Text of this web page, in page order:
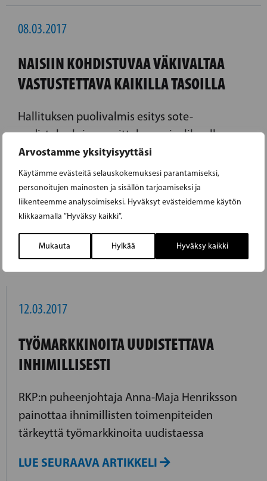
Arvostamme yksityisyyttäsi
Käytämme evästeitä selauskokemuksesi parantamiseksi,
personoitujen mainosten ja sisällön tarjoamiseksi ja
liikenteemme analysoimiseksi. Hyväksyt evästeidemme käytön
klikkaamalla ”Hyväksy kaikki”.
Mukauta Hylkää Hyväksy kaikki
08.03.2017
NAISIIN KOHDISTUVAA VÄKIVALTAA
VASTUSTETTAVA KAIKILLA TASOILLA
Hallituksen puolivalmis esitys sote-
uudistukseksi suunnittelee sosiaalihuollon
siirtoa kunnista maakuntiin. RKP:n
puheenjohtaja Anna-Maja Henriksson
painottaa ennaltaehkäisevän työn
turvaamisen tärkeyttä sote-uudistuksen
yhteydessä.
LUE EDELLINEN ARTIKKELI
12.03.2017
TYÖMARKKINOITA UUDISTETTAVA
INHIMILLISESTI
RKP:n puheenjohtaja Anna-Maja Henriksson
painottaa ihnimillisten toimenpiteiden
tärkeyttä työmarkkinoita uudistaessa
LUE SEURAAVA ARTIKKELI